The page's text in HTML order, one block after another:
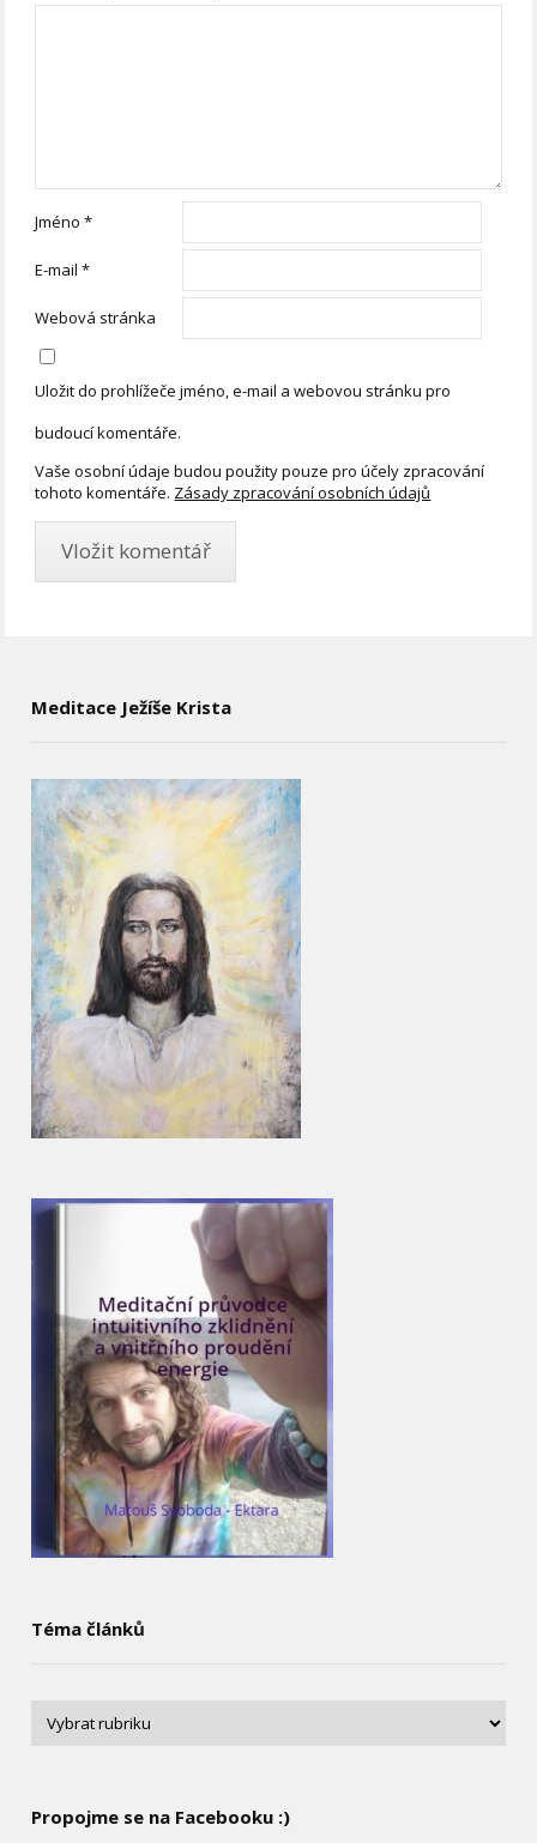
Jméno*
E-mail*
Webová stránka
Uložit do prohlížeče jméno, e-mail a webovou stránku pro
budoucí komentáře.
Vaše osobní údaje budou použity pouze pro účely zpracování
tohoto komentáře. Zásady zpracování osobních údajů
Meditace Ježíše Krista
Téma článků
Propojme se na Facebooku :)